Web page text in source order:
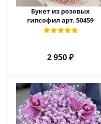
Букет из розовых
гипсофил арт. 50459
2 950₽